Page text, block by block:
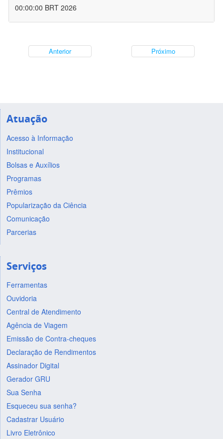
00:00:00 BRT 2026
Anterior Próximo
Atuação
Acesso à Informação
Institucional
Bolsas e Auxílios
Programas
Prêmios
Popularização da Ciência
Comunicação
Parcerias
Serviços
Ferramentas
Ouvidoria
Central de Atendimento
Agência de Viagem
Emissão de Contra-cheques
Declaração de Rendimentos
Assinador Digital
Gerador GRU
Sua Senha
Esqueceu sua senha?
Cadastrar Usuário
Livro Eletrônico